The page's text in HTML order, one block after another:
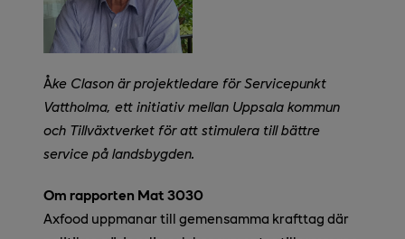
Åke Clason är projektledare för Servicepunkt
Vattholma, ett initiativ mellan Uppsala kommun
och Tillväxtverket för att stimulera till bättre
service på landsbygden.
Om rapporten Mat 3030
Axfood uppmanar till gemensamma krafttag där